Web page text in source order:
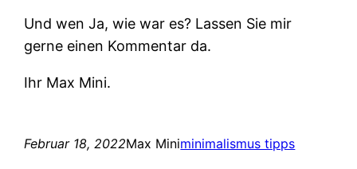
Und wen Ja, wie war es? Lassen Sie mir
gerne einen Kommentar da.
Ihr Max Mini.
Februar 18, 2022Max Miniminimalismus tipps